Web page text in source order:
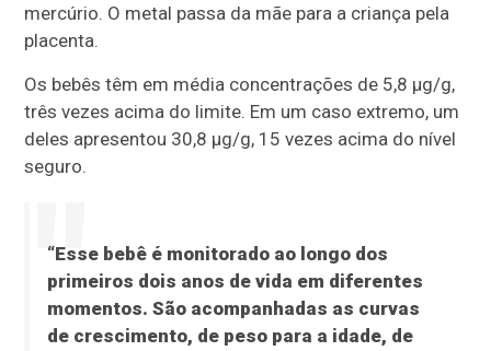
mercúrio. O metal passa da mãe para a criança pela
placenta.
Os bebês têm em média concentrações de 5,8 µg/g,
três vezes acima do limite. Em um caso extremo, um
deles apresentou 30,8 µg/g, 15 vezes acima do nível
seguro.
“Esse bebê é monitorado ao longo dos
primeiros dois anos de vida em diferentes
momentos. São acompanhadas as curvas
de crescimento, de peso para a idade, de